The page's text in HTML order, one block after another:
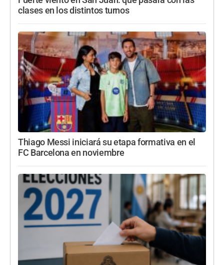
clases en los distintos turnos
Thiago Messi iniciará su etapa formativa en el
FC Barcelona en noviembre